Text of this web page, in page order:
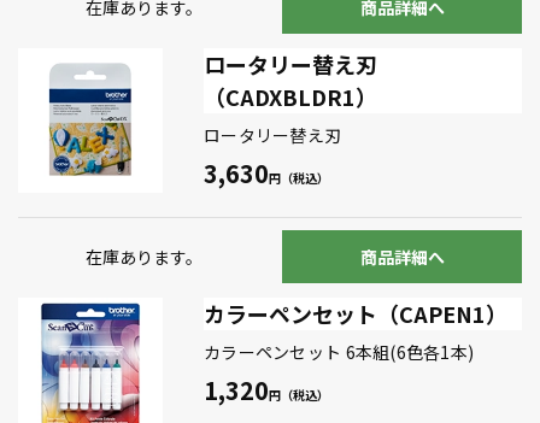
在庫あります。 商品詳細へ
ロータリー替え刃
（CADXBLDR1）
ロータリー替え刃
3,630
在庫あります。 商品詳細へ
カラーペンセット（CAPEN1）
カラーペンセット 6本組(6色各1本)
1,320